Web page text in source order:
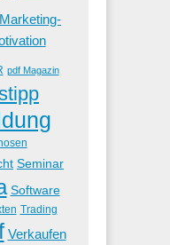
Marketing-
pdf Magazin
Seminar
Software
Trading
Verkaufen